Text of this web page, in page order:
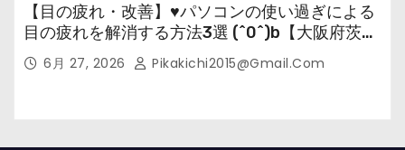
【目の疲れ・改善】♥パソコンの使い過ぎによる
目の疲れを解消する方法3選 (^0^)b【大阪府茨木
市の女性・美容鍼灸・整体師が教えます。】
6月 27, 2026 Pikakichi2015@gmail.com